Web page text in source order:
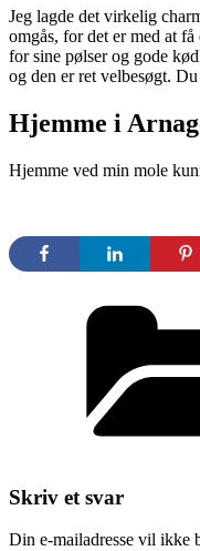
Jeg lagde det virkelig
omgås, for det er med at
for sine pølser og gode
og den er ret velbesøgt.
Hjemme i
Hjemme ved min mole
Skriv et svar
Din e-mailadresse vil ikke